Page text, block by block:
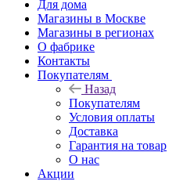
Для дома
Магазины в Москве
Магазины в регионах
О фабрике
Контакты
Покупателям
Назад
Покупателям
Условия оплаты
Доставка
Гарантия на товар
О нас
Акции